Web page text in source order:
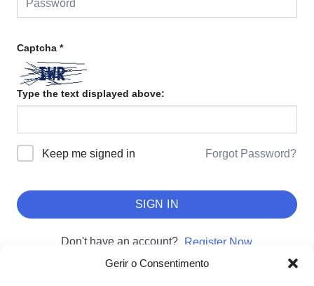
Gerir o Consentimento
Captcha *
Type the text displayed above:
Keep me signed in Forgot Password?
SIGN IN
Don't have an account? Register Now